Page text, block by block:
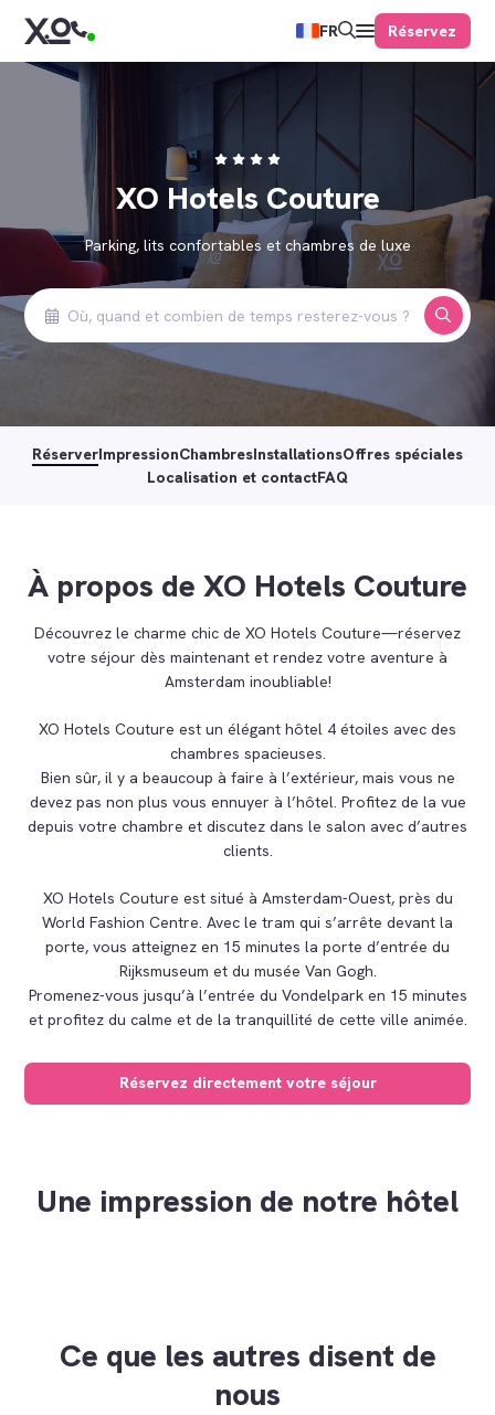
FR Réservez
XO Hotels Couture
Parking, lits confortables et chambres de luxe
RéserverImpressionChambresInstallationsOffres spéciales
Localisation et contactFAQ
À propos de XO Hotels Couture
Découvrez le charme chic de XO Hotels Couture—réservez
votre séjour dès maintenant et rendez votre aventure à
Amsterdam inoubliable!
XO Hotels Couture est un élégant hôtel 4 étoiles avec des
chambres spacieuses.
Bien sûr, il y a beaucoup à faire à l’extérieur, mais vous ne
devez pas non plus vous ennuyer à l’hôtel. Profitez de la vue
depuis votre chambre et discutez dans le salon avec d’autres
clients.
XO Hotels Couture est situé à Amsterdam-Ouest, près du
World Fashion Centre. Avec le tram qui s’arrête devant la
porte, vous atteignez en 15 minutes la porte d’entrée du
Rijksmuseum et du musée Van Gogh.
Promenez-vous jusqu’à l’entrée du Vondelpark en 15 minutes
et profitez du calme et de la tranquillité de cette ville animée.
Réservez directement votre séjour
Une impression de notre hôtel
Ce que les autres disent de
nous